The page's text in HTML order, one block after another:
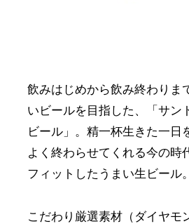
飲みはじめから飲み終わりま
いビールを目指した、「サン
ビール」。精一杯生きた一日
よく終わらせてくれる今の時
フィットしたうまい生ビール。
こだわり厳選素材（ダイヤモ